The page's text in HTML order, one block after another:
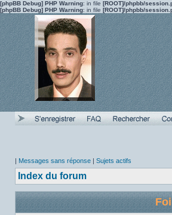
[phpBB Debug] PHP Warning: in file [ROOT]/phpbb/
[phpBB Debug] PHP Warning: in file [ROOT]/phpbb/
| Messages sans réponse | Sujets actifs
Index du forum